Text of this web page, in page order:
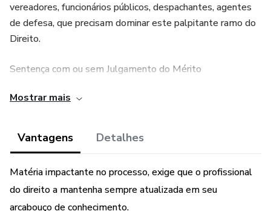
vereadores, funcionários públicos, despachantes, agentes
de defesa, que precisam dominar este palpitante ramo do
Direito.
Sentença com ou sem Julgamento do Mérito
Entende-se sentença como o ato pelo qual o juiz põe
qual deve ser publicada, momento em que passa a existir
juridicamente.
Ela deve atender ao princípio da correlação, atendo-se ao
pedido, sob pena de ser decidida matéria aquém ou além,
Mostrar mais
Vantagens Detalhes
Matéria impactante no processo, exige que o profissional
do direito a mantenha sempre atualizada em seu
arcabouço de conhecimento.